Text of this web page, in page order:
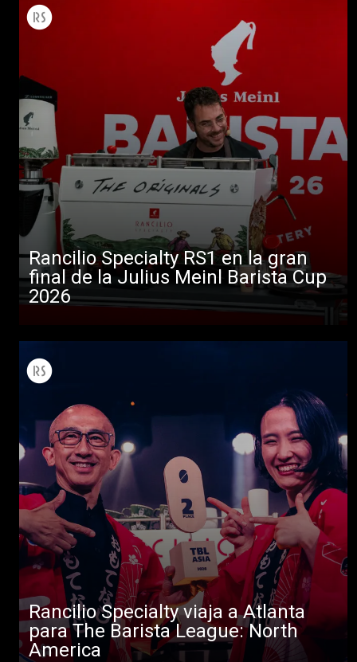
Rancilio Specialty RS1 en la gran
final de la Julius Meinl Barista Cup
2026
Rancilio Specialty viaja a Atlanta
para The Barista League: North
America